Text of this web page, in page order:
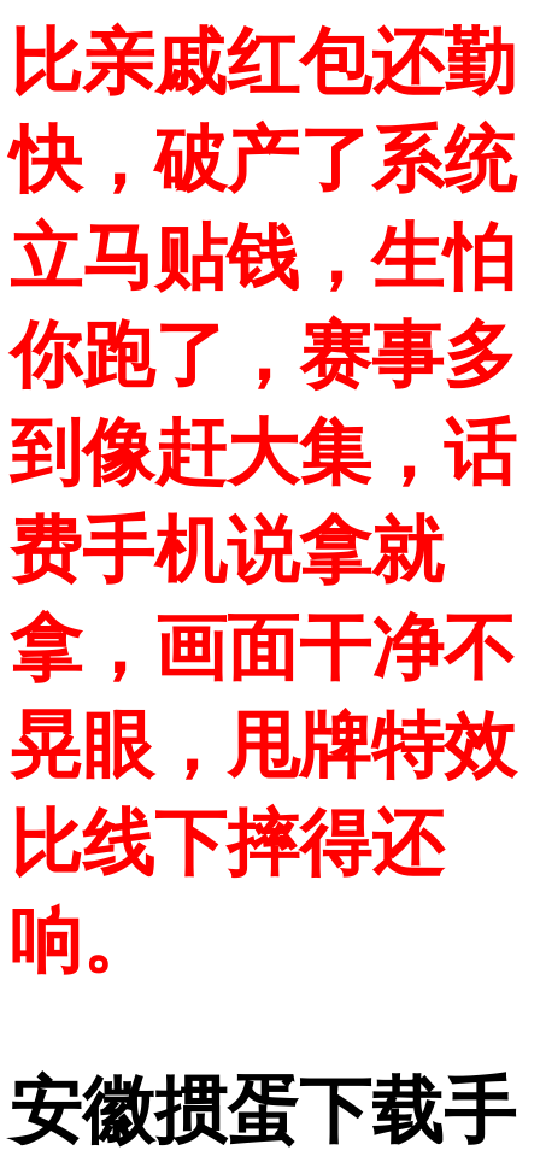
比亲戚红包还勤
快，破产了系统
立马贴钱，生怕
你跑了，赛事多
到像赶大集，话
费手机说拿就
拿，画面干净不
晃眼，甩牌特效
比线下摔得还
响。
安徽掼蛋下载手